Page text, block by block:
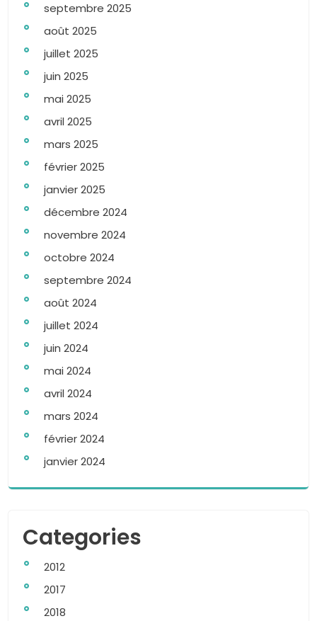
septembre 2025
août 2025
juillet 2025
juin 2025
mai 2025
avril 2025
mars 2025
février 2025
janvier 2025
décembre 2024
novembre 2024
octobre 2024
septembre 2024
août 2024
juillet 2024
juin 2024
mai 2024
avril 2024
mars 2024
février 2024
janvier 2024
Categories
2012
2017
2018